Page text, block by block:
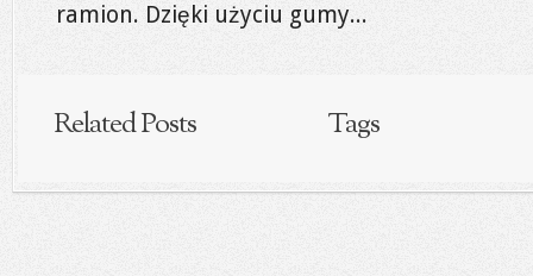
ramion. Dzięki użyciu gumy...
Related Posts Tags